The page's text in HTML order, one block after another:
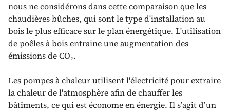
nous ne considérons dans cette comparaison que les
chaudières bûches, qui sont le type d'installation au
bois le plus efficace sur le plan énergétique. L'utilisation
de poêles à bois entraine une augmentation des
émissions de CO₂.
Les pompes à chaleur utilisent l'électricité pour extraire
la chaleur de l'atmosphère afin de chauffer les
bâtiments, ce qui est économe en énergie. Il s’agit d’un